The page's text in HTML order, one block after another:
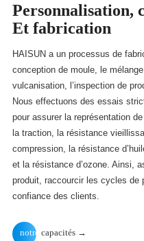
Personnalisation,
Et fabrication
HAISUN a un processus de
conception de moule, le
vulcanisation, l’inspection de
Nous effectuons des essais
pour assurer la représentation
la traction, la résistance
compression, la résistance
et la résistance d’ozone. Ainsi,
produit, raccourcir les cycles de
confiance des clients.
notre capacités →